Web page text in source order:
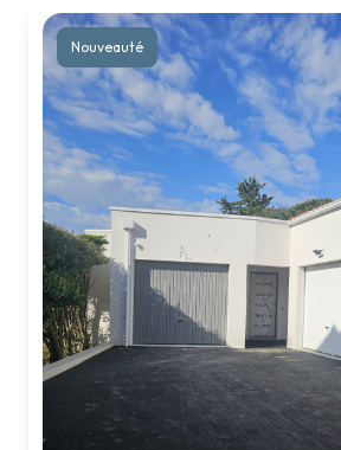
Nouveauté